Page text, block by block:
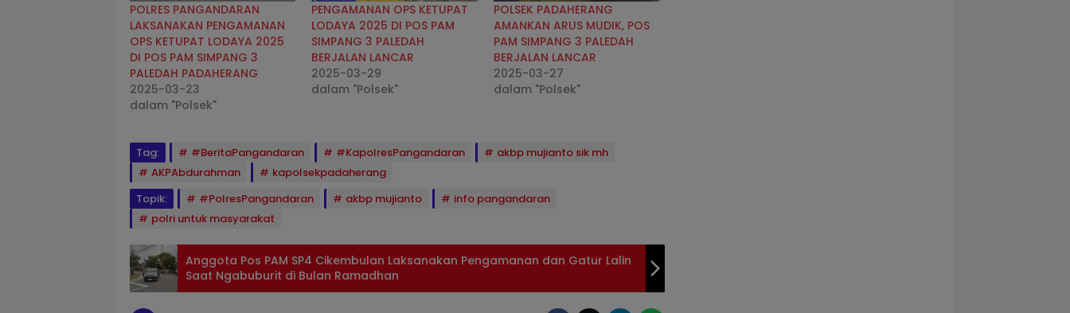
POLRES PANGANDARAN
LAKSANAKAN PENGAMANAN
OPS KETUPAT LODAYA 2025
DI POS PAM SIMPANG 3
PALEDAH PADAHERANG
2025-03-23
dalam "Polsek"
PENGAMANAN OPS KETUPAT
LODAYA 2025 DI POS PAM
SIMPANG 3 PALEDAH
BERJALAN LANCAR
2025-03-29
dalam "Polsek"
POLSEK PADAHERANG
AMANKAN ARUS MUDIK, POS
PAM SIMPANG 3 PALEDAH
BERJALAN LANCAR
2025-03-27
dalam "Polsek"
Tag: #BeritaPangandaran #KapolresPangandaran
akbp mujianto sik mh
AKPAbdurahman
kapolsekpadaherang
Topik:
#PolresPangandaran akbp mujianto
info pangandaran
polri untuk masyarakat
Anggota Pos PAM SP4 Cikembulan Laksanakan Pengamanan dan Gatur Lalin
Saat Ngabuburit di Bulan Ramadhan